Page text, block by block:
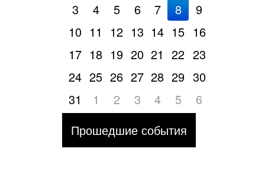
3
4 5 6 7 8
9
10 11 12 13 14 15 16
17 18 19 20 21 22 23
24 25 26 27 28 29 30
31
1 2 3 4 5
6
Прошедшие события